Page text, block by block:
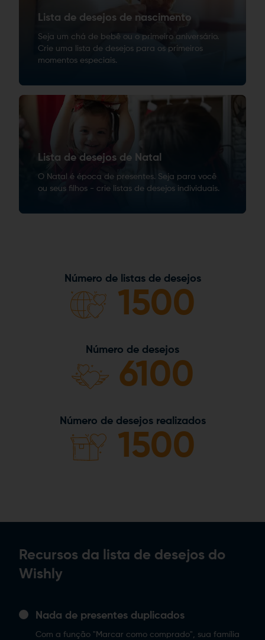
Lista de desejos de nascimento
Seja um chá de bebê ou o primeiro aniversário.
Crie uma lista de desejos para os primeiros
momentos especiais.
Lista de desejos de Natal
O Natal é época de presentes. Seja para você
ou seus filhos - crie listas de desejos individuais.
Número de listas de desejos
1500
Número de desejos
6100
Número de desejos realizados
1500
Recursos da lista de desejos do
Wishly
Nada de presentes duplicados
Com a função "Marcar como comprado", sua família